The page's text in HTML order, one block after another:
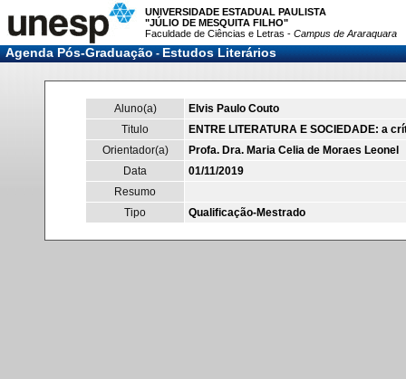
UNIVERSIDADE ESTADUAL PAULISTA
"JÚLIO DE MESQUITA FILHO"
Faculdade de Ciências e Letras - Campus de Araraquara
Agenda Pós-Graduação-Estudos Literários
Aluno(a)
Elvis Paulo Couto
Titulo
ENTRE LITERATURA E SOCIEDADE: a
Orientador(a)
Profa. Dra. Maria Celia de Moraes Leonel
Data
01/11/2019
Resumo
Tipo
Qualificação-Mestrado